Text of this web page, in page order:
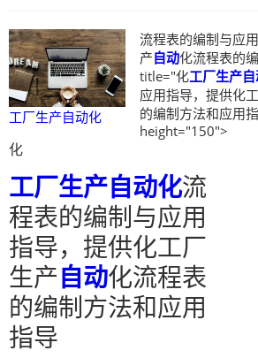
工厂生产自动化
流程表的编制与应
产自动化流程表的
title="化工厂生产
应用指导，提供化
的编制方法和应用
height="150">
化
工厂生产自动化流
程表的编制与应用
指导，提供化工厂
生产自动化流程表
的编制方法和应用
指导